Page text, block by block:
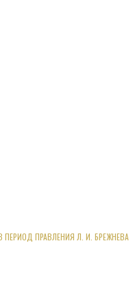
ПЕРИОД ПРАВЛЕНИЯ Л. И. БРЕЖНЕВА